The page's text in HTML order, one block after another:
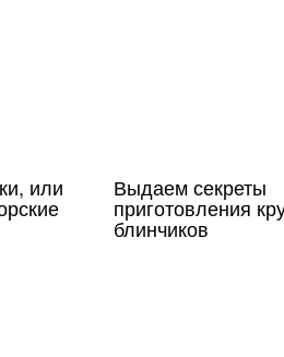
или Выдаем секреты
приготовления
блинчиков